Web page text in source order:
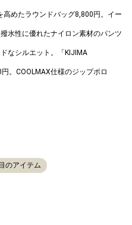
めたラウンドバッグ8,800円。イー
水性に優れたナイロン素材のパンツ
なシルエット。「KIJIMA
。COOLMAX仕様のジップポロ
のアイテム